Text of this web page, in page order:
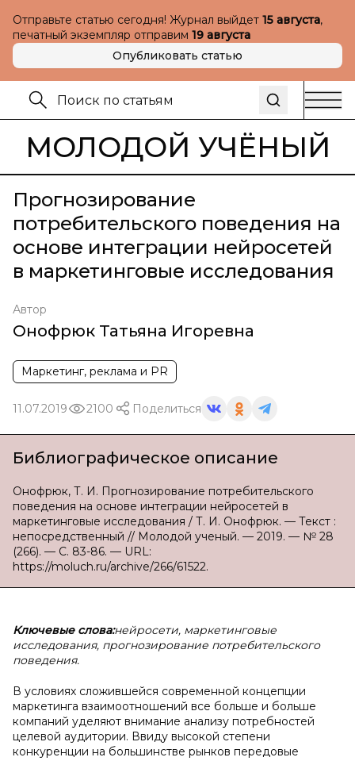
Отправьте статью сегодня! Журнал выйдет 15 августа,
печатный экземпляр отправим 19 августа
Опубликовать статью
МОЛОДОЙ УЧЁНЫЙ
Прогнозирование
потребительского поведения на
основе интеграции нейросетей
в маркетинговые исследования
Автор
Онофрюк Татьяна Игоревна
Маркетинг, реклама и PR
11.07.2019 2100 Поделиться
Библиографическое описание
Онофрюк, Т. И. Прогнозирование потребительского
поведения на основе интеграции нейросетей в
маркетинговые исследования / Т. И. Онофрюк. — Текст :
непосредственный // Молодой ученый. — 2019. — № 28
(266). — С. 83-86. — URL:
https://moluch.ru/archive/266/61522.
Ключевые слова:нейросети, маркетинговые
исследования, прогнозирование потребительского
поведения.
В условиях сложившейся современной концепции
маркетинга взаимоотношений все больше и больше
компаний уделяют внимание анализу потребностей
целевой аудитории. Ввиду высокой степени
конкуренции на большинстве рынков передовые